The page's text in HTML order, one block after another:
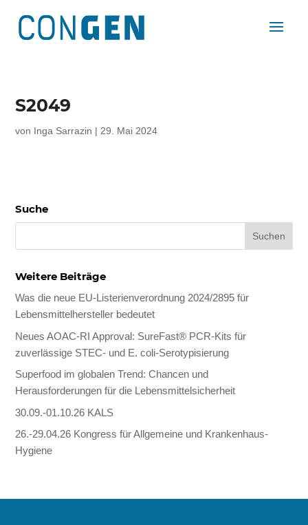
S2049
von Inga Sarrazin | 29. Mai 2024
Suche
Weitere Beiträge
Was die neue EU-Listerienverordnung 2024/2895 für
Lebensmittelhersteller bedeutet
Neues AOAC-RI Approval: SureFast® PCR-Kits für
zuverlässige STEC- und E. coli-Serotypisierung
Superfood im globalen Trend: Chancen und
Herausforderungen für die Lebensmittelsicherheit
30.09.-01.10.26 KALS
26.-29.04.26 Kongress für Allgemeine und Krankenhaus-
Hygiene